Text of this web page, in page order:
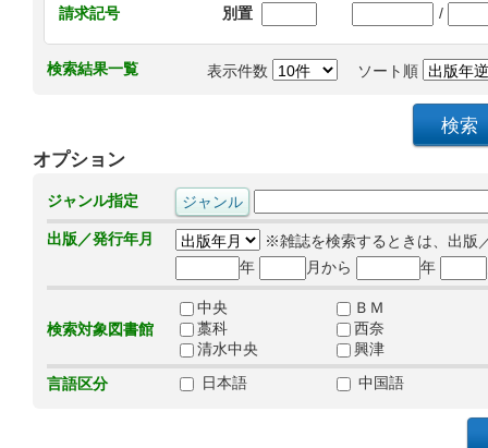
請求記号
別置 /
検索結果一覧 表示件数 ソート順
オプション
ジャンル指定
出版／発行年月
※雑誌を検索するときは、出版
年
月から 年
検索対象図書館
中央
ＢＭ
藁科
西奈
清水中央
興津
言語区分
日本語 中国語